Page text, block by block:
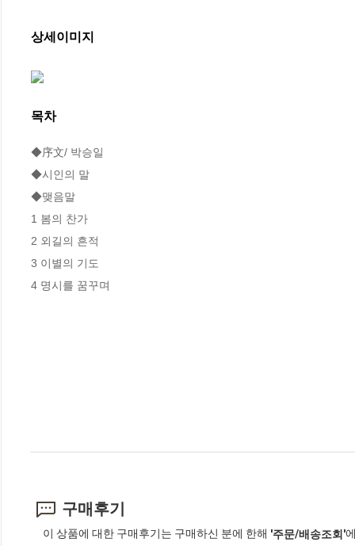
상세이미지
목차
◆序文/ 박승일
◆시인의 말
◆맺음말
1 봄의 찬가
2 외길의 흔적
3 이별의 기도
4 명시를 꿈꾸며
구매후기
이 상품에 대한 구매후기는 구매하신 분에 한해 '주문/배송조회'